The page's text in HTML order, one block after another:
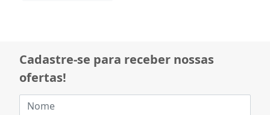
Cadastre-se para receber nossas
ofertas!